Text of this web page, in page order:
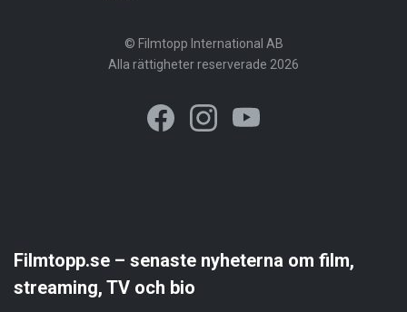
© Filmtopp International AB
Alla rättigheter reserverade 2026
Filmtopp.se – senaste nyheterna om film,
streaming, TV och bio